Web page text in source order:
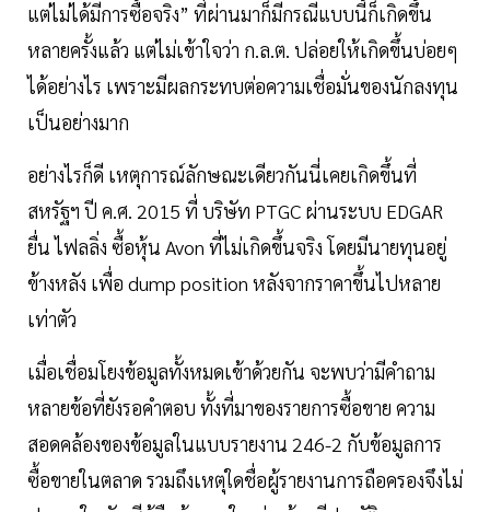
แต่ไม่ได้มีการซื้อจริง” ที่ผ่านมาก็มีกรณีแบบนี้ก็เกิดขึ้น
หลายครั้งแล้ว แต่ไม่เข้าใจว่า ก.ล.ต. ปล่อยให้เกิดขึ้นบ่อยๆ
ได้อย่างไร เพราะมีผลกระทบต่อความเชื่อมั่นของนักลงทุน
เป็นอย่างมาก
อย่างไรก็ดี เหตุการณ์ลักษณะเดียวกันนี่เคยเกิดขึ้นที่
สหรัฐฯ ปี ค.ศ. 2015 ที่ บริษัท PTGC ผ่านระบบ EDGAR
ยื่น ไฟลลิ่ง ซื้อหุ้น Avon ที่ไม่เกิดขึ้นจริง โดยมีนายทุนอยู่
ข้างหลัง เพื่อ dump position หลังจากราคาขึ้นไปหลาย
เท่าตัว
เมื่อเชื่อมโยงข้อมูลทั้งหมดเข้าด้วยกัน จะพบว่ามีคำถาม
หลายข้อที่ยังรอคำตอบ ทั้งที่มาของรายการซื้อขาย ความ
สอดคล้องของข้อมูลในแบบรายงาน 246-2 กับข้อมูลการ
ซื้อขายในตลาด รวมถึงเหตุใดชื่อผู้รายงานการถือครองจึงไม่